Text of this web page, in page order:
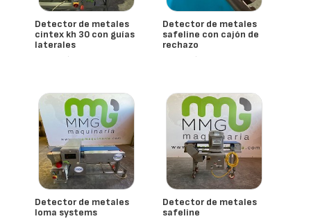
Detector de metales
cintex kh 30 con guías
laterales
- España
Detector de metales
safeline con cajón de
rechazo
- España
Detector de metales
loma systems
Detector de metales
safeline